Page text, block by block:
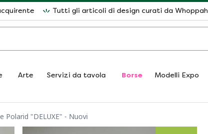
Tutti gli articoli di design curati da Whoppah
Arte Servizi da tavola Borse Modelli Expo
Polarid "DELUXE" - Nuovi